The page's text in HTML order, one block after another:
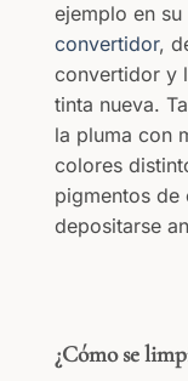
ejemplo en
convertidor,
convertidor y
tinta nueva.
la pluma con
colores
pigmentos de
depositarse
¿Cómo se